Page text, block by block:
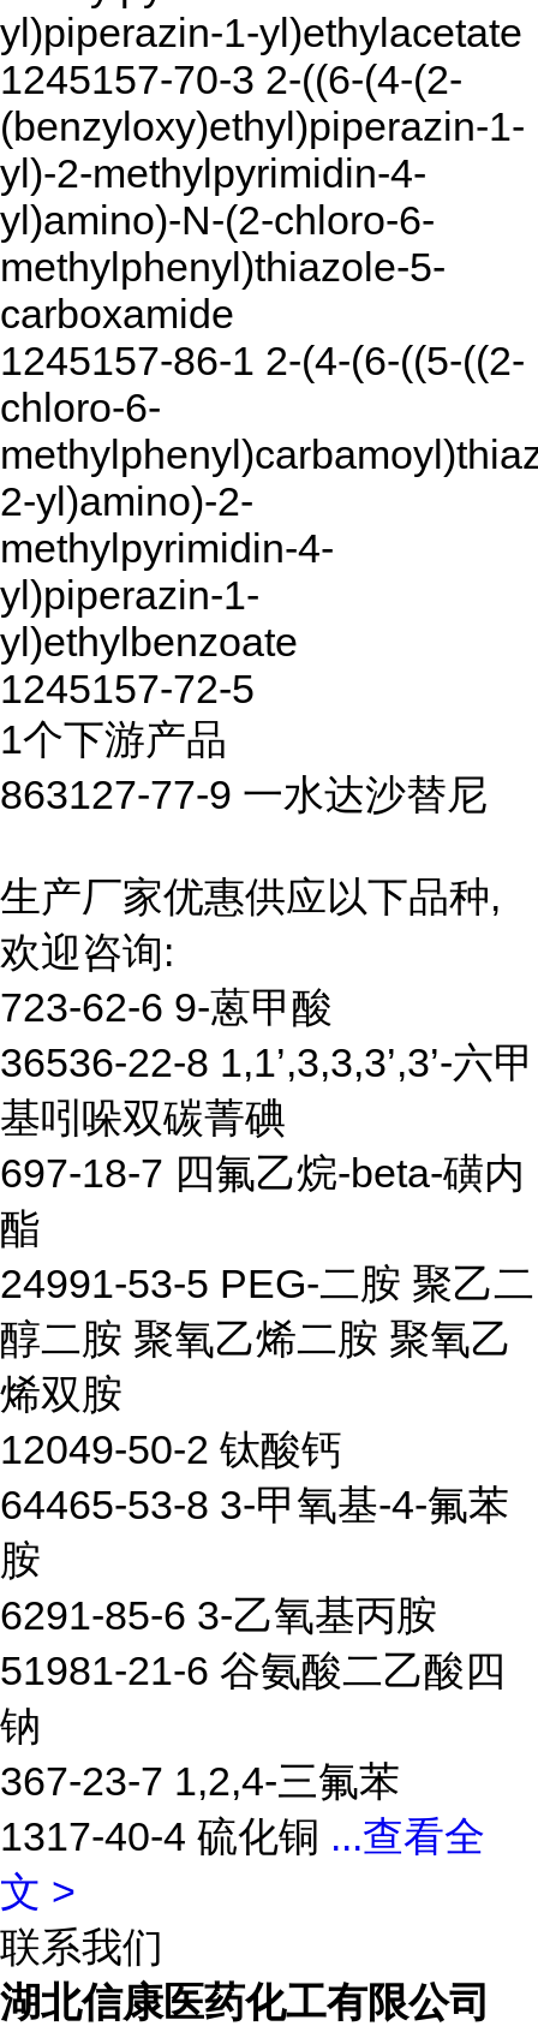
yl)piperazin-1-yl)ethylacetate
1245157-70-3 2-((6-(4-(2-
(benzyloxy)ethyl)piperazin-1-
yl)-2-methylpyrimidin-4-
yl)amino)-N-(2-chloro-6-
methylphenyl)thiazole-5-
carboxamide
1245157-86-1 2-(4-(6-((5-((2-
chloro-6-
2-yl)amino)-2-
methylpyrimidin-4-
yl)piperazin-1-
yl)ethylbenzoate
1245157-72-5
1个下游产品
863127-77-9 一水达沙替尼
生产厂家优惠供应以下品种,
欢迎咨询:
723-62-6 9-蒽甲酸
36536-22-8 1,1’,3,3,3’,3’-六甲
基吲哚双碳菁碘
697-18-7 四氟乙烷-beta-磺内
酯
24991-53-5 PEG-二胺 聚乙二
醇二胺 聚氧乙烯二胺 聚氧乙
烯双胺
12049-50-2 钛酸钙
64465-53-8 3-甲氧基-4-氟苯
胺
6291-85-6 3-乙氧基丙胺
51981-21-6 谷氨酸二乙酸四
钠
367-23-7 1,2,4-三氟苯
1317-40-4 硫化铜 ...查看全
文 >
联系我们
湖北信康医药化工有限公司